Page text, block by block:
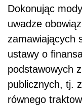
Dokonując
uwadze
zamawiających
ustawy o
podstawowych
publicznych, tj.
równego